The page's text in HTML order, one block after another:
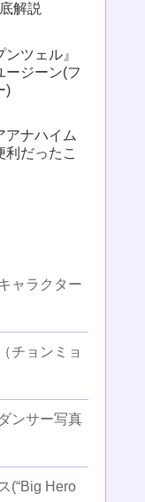
解説
ンツェル』
ージーン(フ
)
アナハイム
利だったこ
ャラクター
チョンミョ
ンサー写真
(“Big Hero